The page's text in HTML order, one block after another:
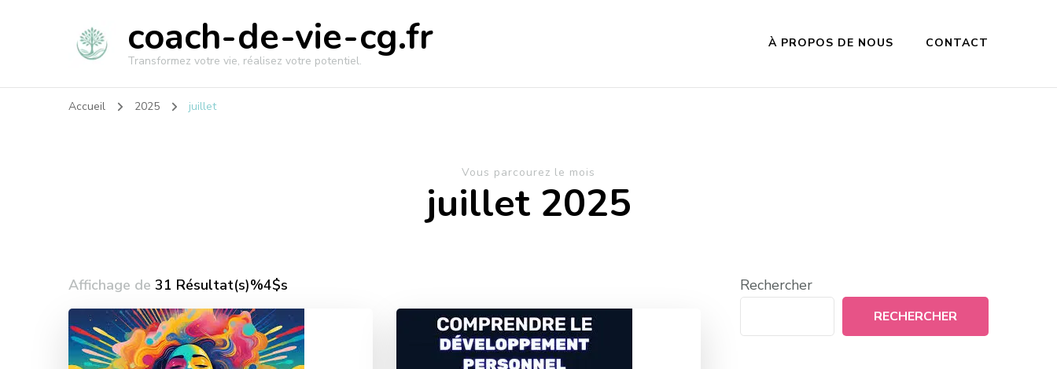
coach-de-vie-cg.fr
Transformez votre vie, réalisez votre potentiel.
À PROPOS DE NOUS CONTACT
Accueil 2025 juillet
Vous parcourez le mois
juillet 2025
Affichage de 31 Résultat(s)%4$s Rechercher
RECHERCHER